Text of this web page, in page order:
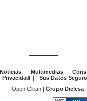
Noticias | Multimedias |
Privacidad |
Sus Datos
Open Clean | Grupo Diclesa-